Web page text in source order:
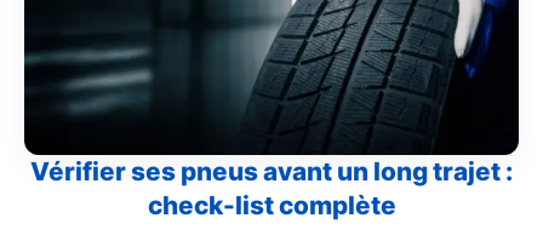
Vérifier ses pneus avant un long trajet :
check-list complète